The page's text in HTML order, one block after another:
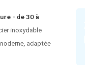
- de 30 à
inoxydable
adaptée